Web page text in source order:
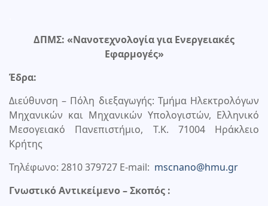
ΔΠΜΣ: «Νανοτεχνολογία για Ενεργειακές
Εφαρμογές»
Έδρα:
Διεύθυνση – Πόλη διεξαγωγής: Τμήμα Ηλεκτρολόγων
Μηχανικών και Μηχανικών Υπολογιστών, Ελληνικό
Μεσογειακό Πανεπιστήμιο, Τ.Κ. 71004 Ηράκλειο
Κρήτης
Τηλέφωνο: 2810 379727 E-mail: mscnano@hmu.gr
Γνωστικό Αντικείμενο – Σκοπός :